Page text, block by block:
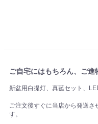
ご自宅にはもちろん、ご
新盆用白提灯、真菰セット、
ご注文後すぐに当店から発送さ
す。